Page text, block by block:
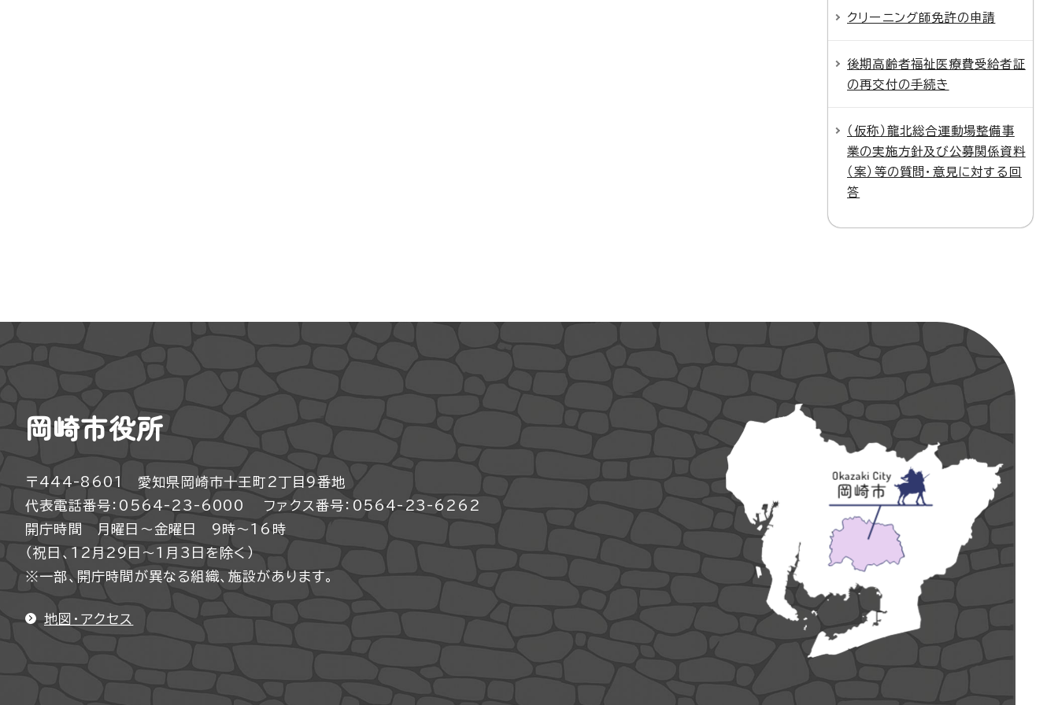
クリーニング師免許の申請
後期高齢者福祉医療費受給者証
の再交付の手続き
（仮称）龍北総合運動場整備事
業の実施方針及び公募関係資料
（案）等の質問・意見に対する回
答
岡崎市役所
〒444-8601 愛知県岡崎市十王町2丁目9番地
代表電話番号：0564-23-6000
ファクス番号：0564-23-6262
開庁時間 月曜日～金曜日 9時～16時
（祝日、12月29日～1月3日を除く）
※一部、開庁時間が異なる組織、施設があります。
地図・アクセス